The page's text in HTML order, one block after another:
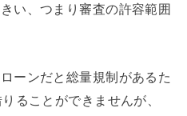
い、つまり審査の許容範囲
ーンだと総量規制があるた
ることができませんが、